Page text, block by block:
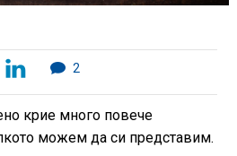
2
крие много повече
можем да си представим.